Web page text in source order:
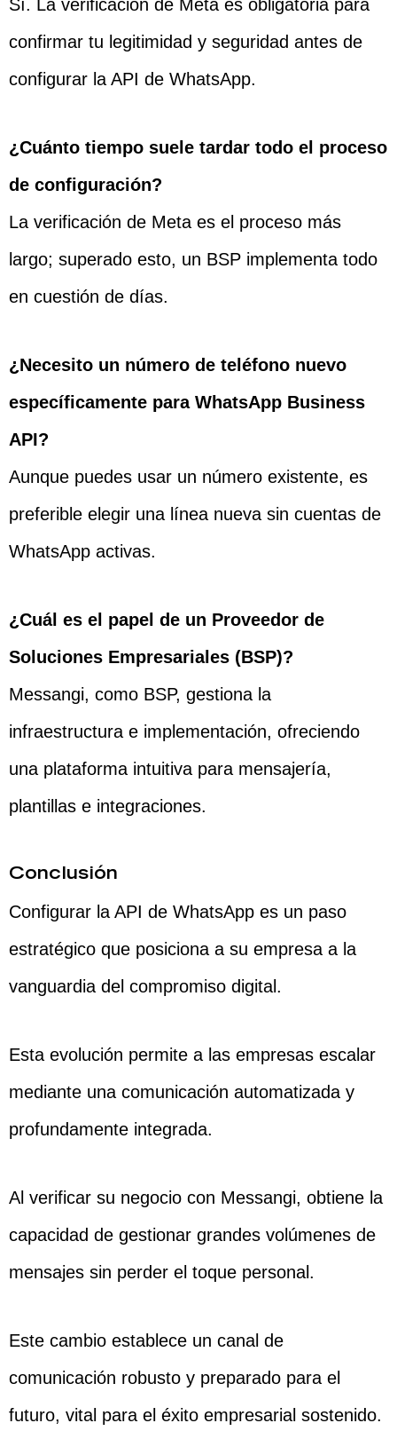
Sí. La verificación de Meta es obligatoria para
confirmar tu legitimidad y seguridad antes de
configurar la API de WhatsApp.
¿Cuánto tiempo suele tardar todo el proceso
de configuración?
La verificación de Meta es el proceso más
largo; superado esto, un BSP implementa todo
en cuestión de días.
¿Necesito un número de teléfono nuevo
específicamente para WhatsApp Business
API?
Aunque puedes usar un número existente, es
preferible elegir una línea nueva sin cuentas de
WhatsApp activas.
¿Cuál es el papel de un Proveedor de
Soluciones Empresariales (BSP)?
Messangi, como BSP, gestiona la
infraestructura e implementación, ofreciendo
una plataforma intuitiva para mensajería,
plantillas e integraciones.
Conclusión
Configurar la API de WhatsApp es un paso
estratégico que posiciona a su empresa a la
vanguardia del compromiso digital.
Esta evolución permite a las empresas escalar
mediante una comunicación automatizada y
profundamente integrada.
Al verificar su negocio con Messangi, obtiene la
capacidad de gestionar grandes volúmenes de
mensajes sin perder el toque personal.
Este cambio establece un canal de
comunicación robusto y preparado para el
futuro, vital para el éxito empresarial sostenido.